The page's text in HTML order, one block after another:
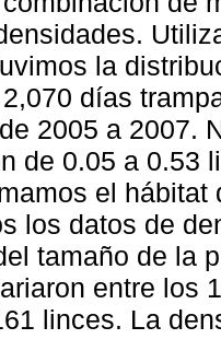
la
días
2005 a 2007.
de 0.05 a 0.53
el
los datos de
tamaño de la
entre los
linces. La